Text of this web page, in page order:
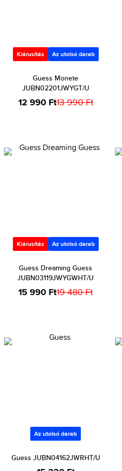
Kiárusítás Az utolsó darab
Guess Monete
JUBN02201JWYGT/U
12 990 Ft13 990 Ft
Kiárusítás Az utolsó darab
Guess Dreaming Guess
JUBN03119JWYGWHT/U
15 990 Ft19 480 Ft
Az utolsó darab
Guess JUBN04162JWRHT/U